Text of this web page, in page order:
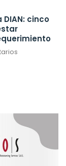
cinco